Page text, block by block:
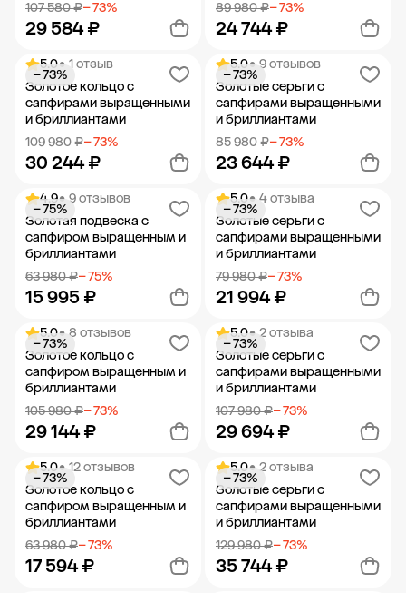
107 580 ₽− 73%
29 584 ₽
Добавить в корзину
89 980 ₽− 73%
24 744 ₽
Добавить в корзину
5.0• 1 отзыв
Золотое кольцо с
сапфирами выращенными
и бриллиантами
109 980 ₽− 73%
30 244 ₽
− 73%
Добавить в корзину
5.0• 9 отзывов
Золотые серьги с
сапфирами выращенными
и бриллиантами
85 980 ₽− 73%
23 644 ₽
− 73%
Добавить в корзину
4.9• 9 отзывов
Золотая подвеска с
сапфиром выращенным и
бриллиантами
63 980 ₽− 75%
15 995 ₽
− 75%
Добавить в корзину
5.0• 4 отзыва
Золотые серьги с
сапфирами выращенными
и бриллиантами
79 980 ₽− 73%
21 994 ₽
− 73%
Добавить в корзину
5.0• 8 отзывов
Золотое кольцо с
сапфиром выращенным и
бриллиантами
105 980 ₽− 73%
29 144 ₽
− 73%
Добавить в корзину
5.0• 2 отзыва
Золотые серьги с
сапфирами выращенными
и бриллиантами
107 980 ₽− 73%
29 694 ₽
− 73%
Добавить в корзину
5.0• 12 отзывов
Золотое кольцо с
сапфиром выращенным и
бриллиантами
63 980 ₽− 73%
17 594 ₽
− 73%
5.0• 2 отзыва
Золотые серьги с
сапфирами выращенными
и бриллиантами
129 980 ₽− 73%
35 744 ₽
− 73%